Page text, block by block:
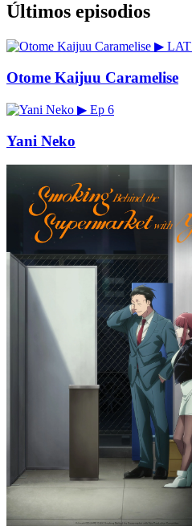
Últimos episodios
▶ LAT
Otome Kaijuu Caramelise
▶ Ep 6
Yani Neko